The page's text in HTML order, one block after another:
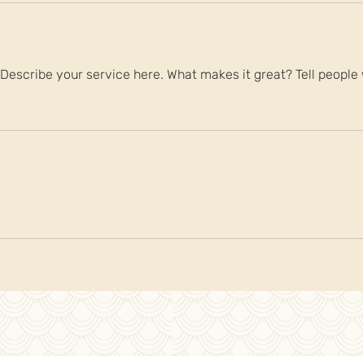
Describe your service here. What makes it great? Tell